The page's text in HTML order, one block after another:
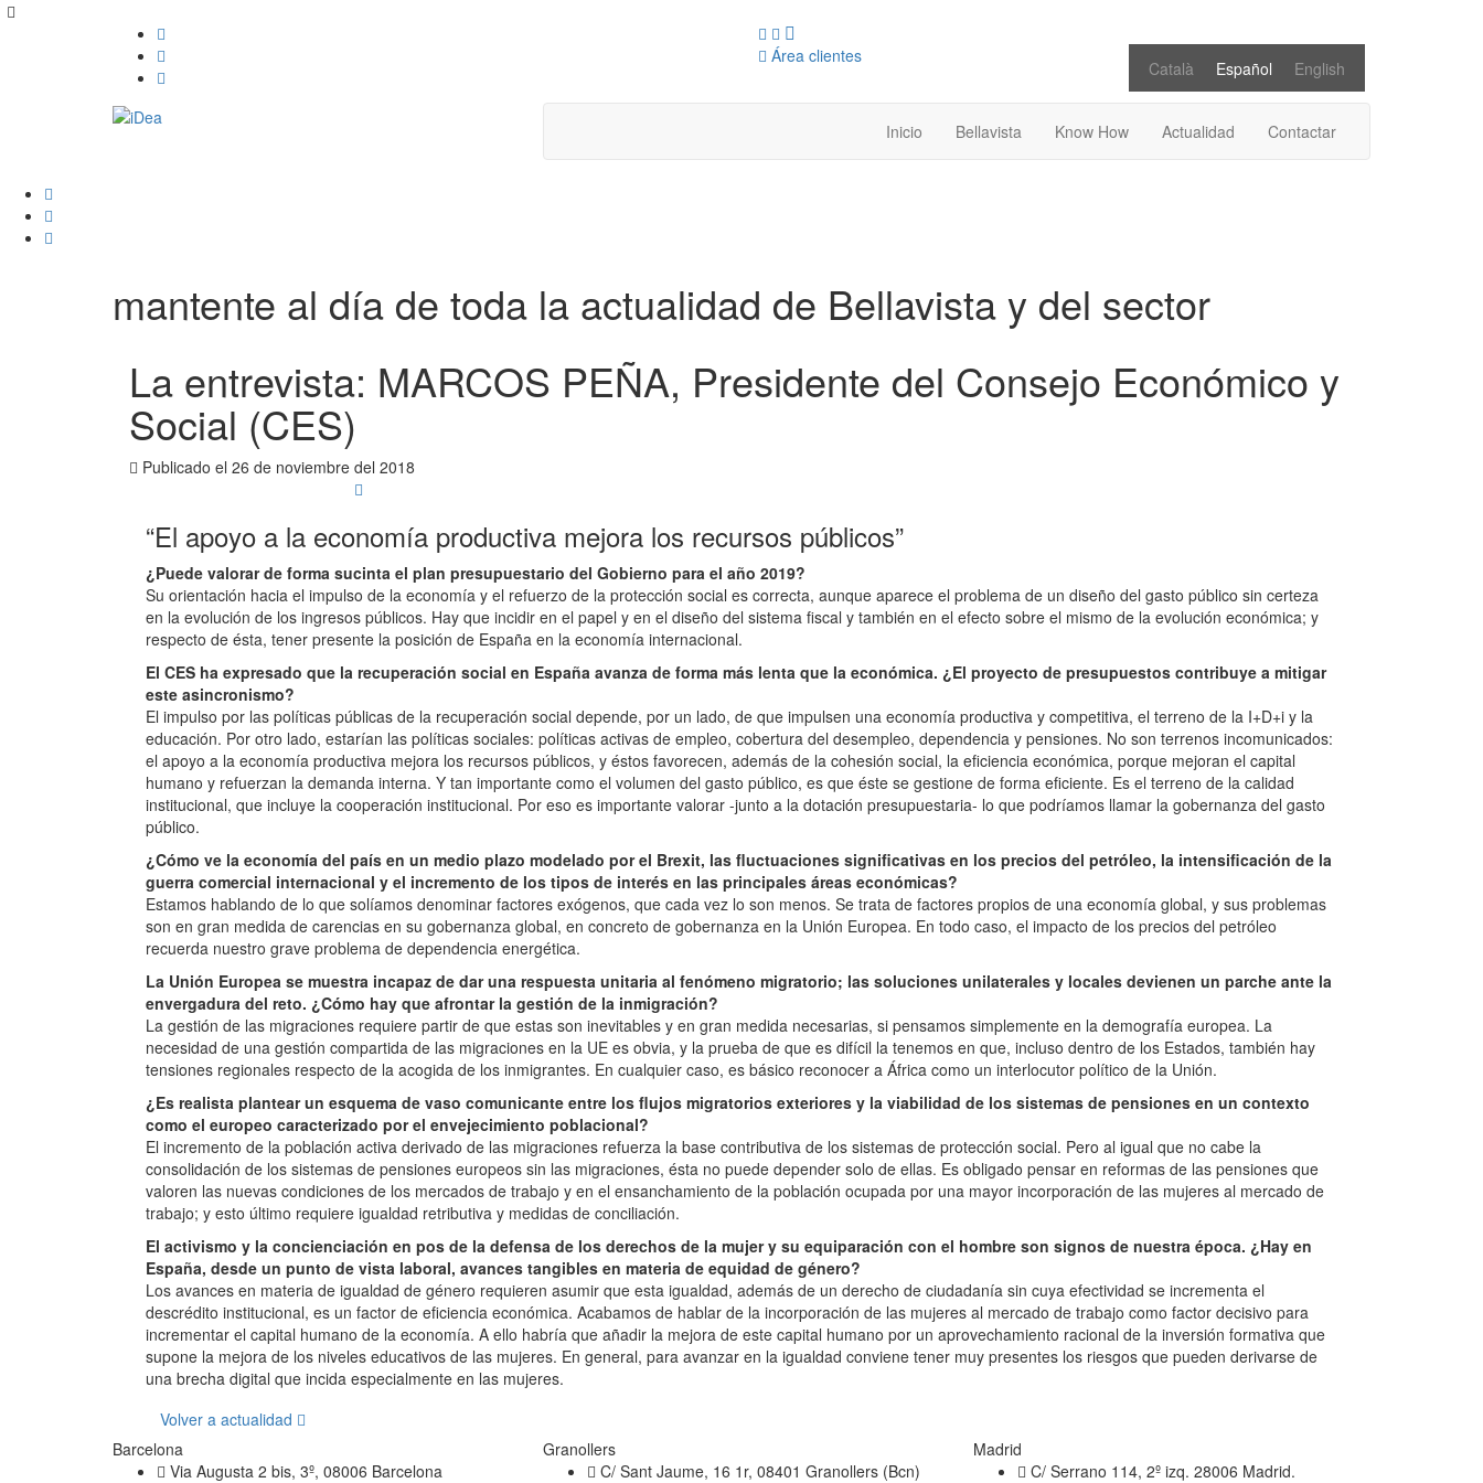
Català Español English
Área clientes
Inicio Bellavista Know How Actualidad Contactar
mantente al día de toda la actualidad de Bellavista y del sector
La entrevista: MARCOS PEÑA, Presidente del Consejo Económico y
Social (CES)
Publicado el 26 de noviembre del 2018
“El apoyo a la economía productiva mejora los recursos públicos”
¿Puede valorar de forma sucinta el plan presupuestario del Gobierno para el año 2019?
Su orientación hacia el impulso de la economía y el refuerzo de la protección social es correcta, aunque aparece el problema de un diseño del gasto público sin certeza
en la evolución de los ingresos públicos. Hay que incidir en el papel y en el diseño del sistema fiscal y también en el efecto sobre el mismo de la evolución económica; y
respecto de ésta, tener presente la posición de España en la economía internacional.
El CES ha expresado que la recuperación social en España avanza de forma más lenta que la económica. ¿El proyecto de presupuestos contribuye a mitigar
este asincronismo?
El impulso por las políticas públicas de la recuperación social depende, por un lado, de que impulsen una economía productiva y competitiva, el terreno de la I+D+i y la
educación. Por otro lado, estarían las políticas sociales: políticas activas de empleo, cobertura del desempleo, dependencia y pensiones. No son terrenos incomunicados:
el apoyo a la economía productiva mejora los recursos públicos, y éstos favorecen, además de la cohesión social, la eficiencia económica, porque mejoran el capital
humano y refuerzan la demanda interna. Y tan importante como el volumen del gasto público, es que éste se gestione de forma eficiente. Es el terreno de la calidad
institucional, que incluye la cooperación institucional. Por eso es importante valorar -junto a la dotación presupuestaria- lo que podríamos llamar la gobernanza del gasto
público.
¿Cómo ve la economía del país en un medio plazo modelado por el Brexit, las fluctuaciones significativas en los precios del petróleo, la intensificación de la
guerra comercial internacional y el incremento de los tipos de interés en las principales áreas económicas?
Estamos hablando de lo que solíamos denominar factores exógenos, que cada vez lo son menos. Se trata de factores propios de una economía global, y sus problemas
son en gran medida de carencias en su gobernanza global, en concreto de gobernanza en la Unión Europea. En todo caso, el impacto de los precios del petróleo
recuerda nuestro grave problema de dependencia energética.
La Unión Europea se muestra incapaz de dar una respuesta unitaria al fenómeno migratorio; las soluciones unilaterales y locales devienen un parche ante la
envergadura del reto. ¿Cómo hay que afrontar la gestión de la inmigración?
La gestión de las migraciones requiere partir de que estas son inevitables y en gran medida necesarias, si pensamos simplemente en la demografía europea. La
necesidad de una gestión compartida de las migraciones en la UE es obvia, y la prueba de que es difícil la tenemos en que, incluso dentro de los Estados, también hay
tensiones regionales respecto de la acogida de los inmigrantes. En cualquier caso, es básico reconocer a África como un interlocutor político de la Unión.
¿Es realista plantear un esquema de vaso comunicante entre los flujos migratorios exteriores y la viabilidad de los sistemas de pensiones en un contexto
como el europeo caracterizado por el envejecimiento poblacional?
El incremento de la población activa derivado de las migraciones refuerza la base contributiva de los sistemas de protección social. Pero al igual que no cabe la
consolidación de los sistemas de pensiones europeos sin las migraciones, ésta no puede depender solo de ellas. Es obligado pensar en reformas de las pensiones que
valoren las nuevas condiciones de los mercados de trabajo y en el ensanchamiento de la población ocupada por una mayor incorporación de las mujeres al mercado de
trabajo; y esto último requiere igualdad retributiva y medidas de conciliación.
El activismo y la concienciación en pos de la defensa de los derechos de la mujer y su equiparación con el hombre son signos de nuestra época. ¿Hay en
España, desde un punto de vista laboral, avances tangibles en materia de equidad de género?
Los avances en materia de igualdad de género requieren asumir que esta igualdad, además de un derecho de ciudadanía sin cuya efectividad se incrementa el
descrédito institucional, es un factor de eficiencia económica. Acabamos de hablar de la incorporación de las mujeres al mercado de trabajo como factor decisivo para
incrementar el capital humano de la economía. A ello habría que añadir la mejora de este capital humano por un aprovechamiento racional de la inversión formativa que
supone la mejora de los niveles educativos de las mujeres. En general, para avanzar en la igualdad conviene tener muy presentes los riesgos que pueden derivarse de
una brecha digital que incida especialmente en las mujeres.
Volver a actualidad
Barcelona
Via Augusta 2 bis, 3º, 08006 Barcelona
Granollers
C/ Sant Jaume, 16 1r, 08401 Granollers (Bcn)
Madrid
C/ Serrano 114, 2º izq. 28006 Madrid.